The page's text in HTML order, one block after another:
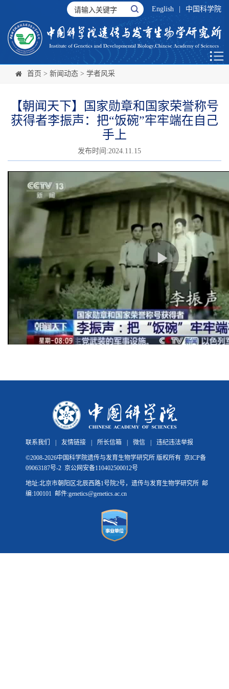
English 中国科学院
首页 > 新闻动态 > 学者风采
【朝闻天下】国家勋章和国家荣誉称号
获得者李振声：把“饭碗”牢牢端在自己
手上
发布时间:2024.11.15
联系我们 | 友情链接 | 所长信箱 | 微信 | 违纪违法举报
©2008-2026中国科学院遗传与发育生物学研究所 版权所有 京ICP备
09063187号-2 京公网安备110402500012号
地址:北京市朝阳区北辰西路1号院2号，遗传与发育生物学研究所 邮
编:100101 邮件:genetics@genetics.ac.cn